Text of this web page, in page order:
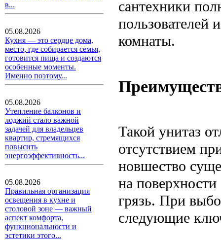
в...
05.08.2026
Кухня — это сердце дома,
место, где собирается семья,
готовится пища и создаются
особенные моменты.
Именно поэтому...
05.08.2026
Утепление балконов и
лоджий стало важной
задачей для владельцев
квартир, стремящихся
повысить
энергоэффективность...
05.08.2026
Правильная организация
освещения в кухне и
столовой зоне — важный
аспект комфорта,
функциональности и
эстетики этого...
сантехники
пользователей
комнаты.
Такой унитаз
отсутствием
новшество
на
грязь. При
следующие